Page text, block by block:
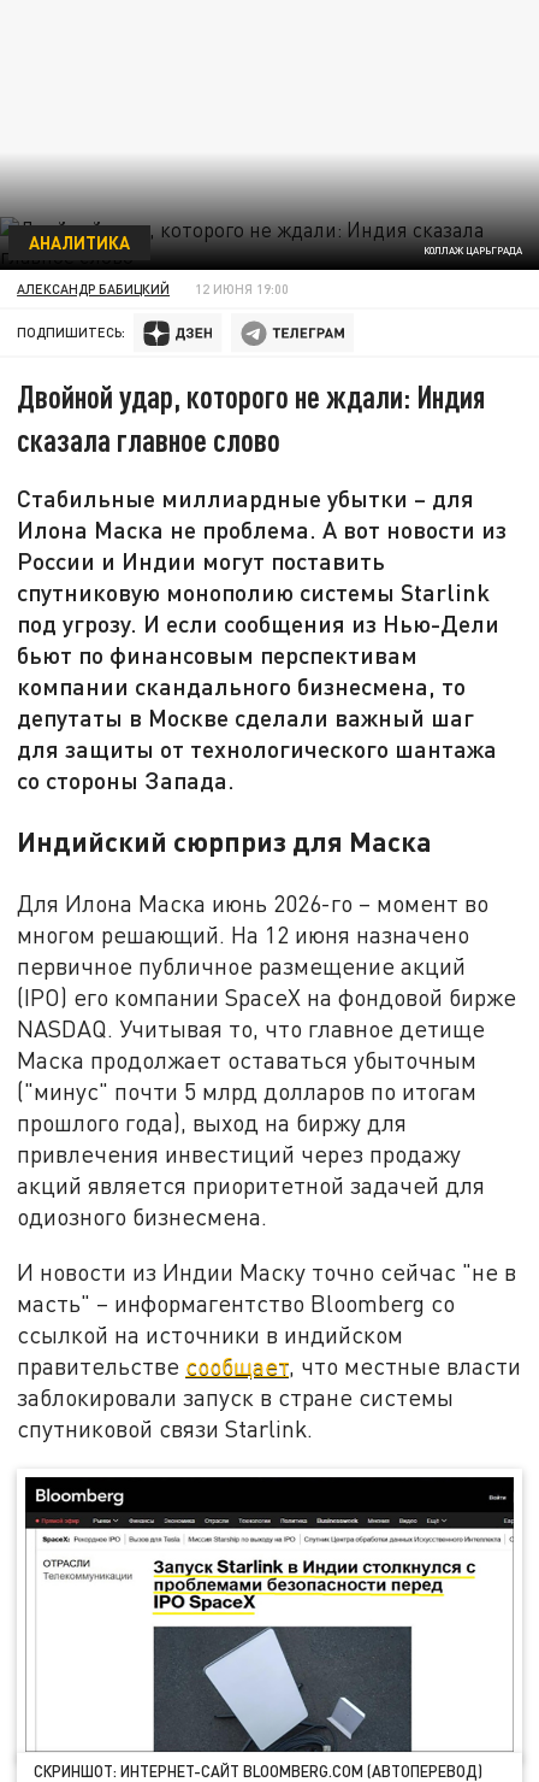
КОЛЛАЖ ЦАРЬГРАДА
АНАЛИТИКА
АЛЕКСАНДР БАБИЦКИЙ 12 ИЮНЯ 19:00
ПОДПИШИТЕСЬ:
Двойной удар, которого не ждали: Индия
сказала главное слово
Стабильные миллиардные убытки – для
Илона Маска не проблема. А вот новости из
России и Индии могут поставить
спутниковую монополию системы Starlink
под угрозу. И если сообщения из Нью-Дели
бьют по финансовым перспективам
компании скандального бизнесмена, то
депутаты в Москве сделали важный шаг
для защиты от технологического шантажа
со стороны Запада.
Индийский сюрприз для Маска
Для Илона Маска июнь 2026-го – момент во
многом решающий. На 12 июня назначено
первичное публичное размещение акций
(IPO) его компании SpaceX на фондовой бирже
NASDAQ. Учитывая то, что главное детище
Маска продолжает оставаться убыточным
("минус" почти 5 млрд долларов по итогам
прошлого года), выход на биржу для
привлечения инвестиций через продажу
акций является приоритетной задачей для
одиозного бизнесмена.
И новости из Индии Маску точно сейчас "не в
масть" – информагентство Bloomberg со
ссылкой на источники в индийском
правительстве сообщает, что местные власти
заблокировали запуск в стране системы
спутниковой связи Starlink.
СКРИНШОТ: ИНТЕРНЕТ-САЙТ BLOOMBERG.COM (АВТОПЕРЕВОД)